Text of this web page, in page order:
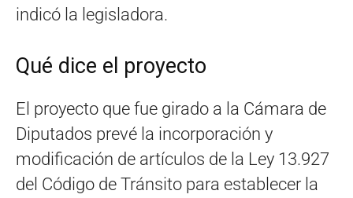
indicó la legisladora.
Qué dice el proyecto
El proyecto que fue girado a la Cámara de
Diputados prevé la incorporación y
modificación de artículos de la Ley 13.927
del Código de Tránsito para establecer la